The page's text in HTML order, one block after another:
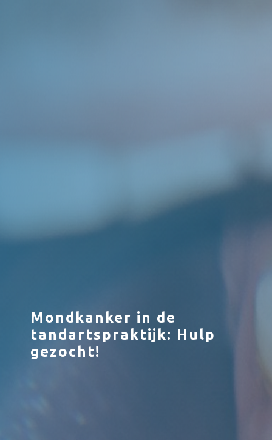
Mondkanker in de
tandartspraktijk: Hulp
gezocht!